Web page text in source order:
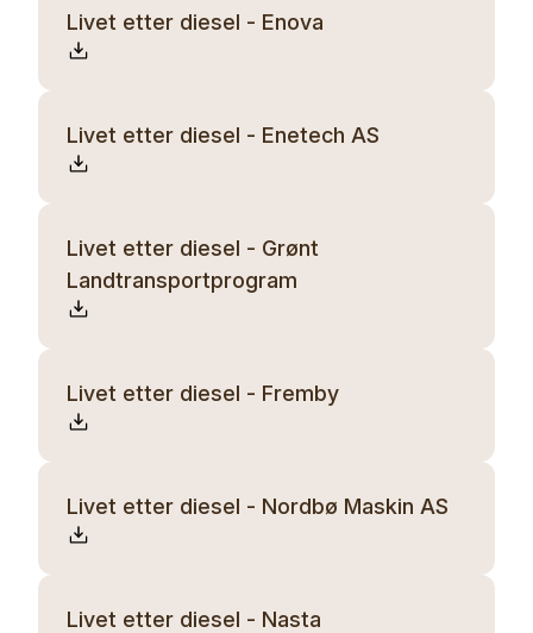
Livet etter diesel - Enova
Livet etter diesel - Enetech AS
Livet etter diesel - Grønt
Landtransportprogram
Livet etter diesel - Fremby
Livet etter diesel - Nordbø Maskin AS
Livet etter diesel - Nasta